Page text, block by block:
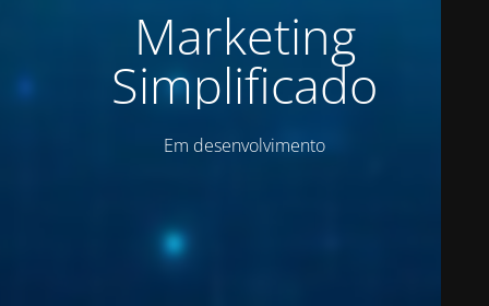
Marketing
Simplificado
Em desenvolvimento